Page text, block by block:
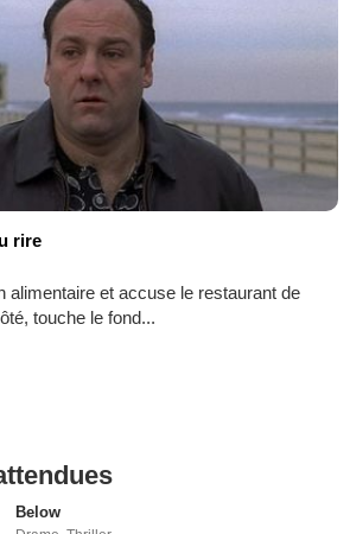
rire
alimentaire et accuse le restaurant de
touche le fond...
Below